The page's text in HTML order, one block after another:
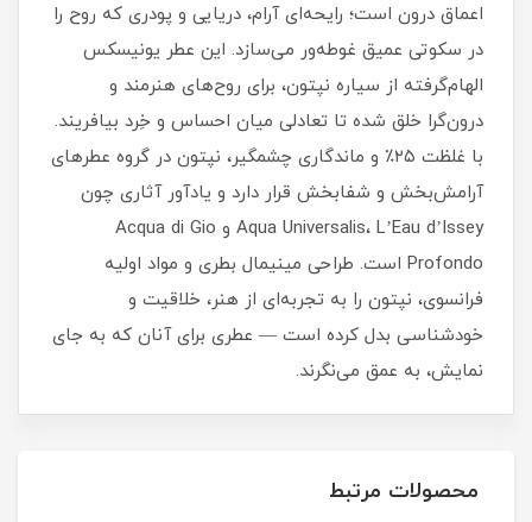
اعماق درون است؛ رایحه‌ای آرام، دریایی و پودری که روح را
در سکوتی عمیق غوطه‌ور می‌سازد. این عطر یونیسکس
الهام‌گرفته از سیاره نپتون، برای روح‌های هنرمند و
درون‌گرا خلق شده تا تعادلی میان احساس و خِرد بیافریند.
با غلظت ۲۵٪ و ماندگاری چشمگیر، نپتون در گروه عطرهای
آرامش‌بخش و شفابخش قرار دارد و یادآور آثاری چون
Aqua Universalis، L’Eau d’Issey و Acqua di Gio
Profondo است. طراحی مینیمال بطری و مواد اولیه
فرانسوی، نپتون را به تجربه‌ای از هنر، خلاقیت و
خودشناسی بدل کرده است — عطری برای آنان که به جای
نمایش، به عمق می‌نگرند.
محصولات مرتبط